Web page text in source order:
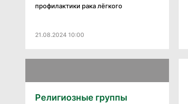
профилактики рака лёгкого
21.08.2024 10:00
Религиозные группы